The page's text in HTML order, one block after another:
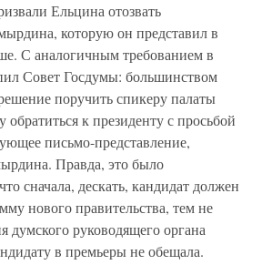
Ельцина отозвать
которую он представил в
С аналогичным требованием в
Совет Госдумы: большинством
поручить спикеру палаты
к президенту с просьбой
письмо-представление,
Правда, это было
сначала, дескать, кандидат должен
нового правительства, тем не
думского руководящего органа
в премьеры не обещала.